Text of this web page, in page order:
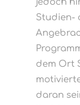
jedoch
Studien-
dem Ort
daran